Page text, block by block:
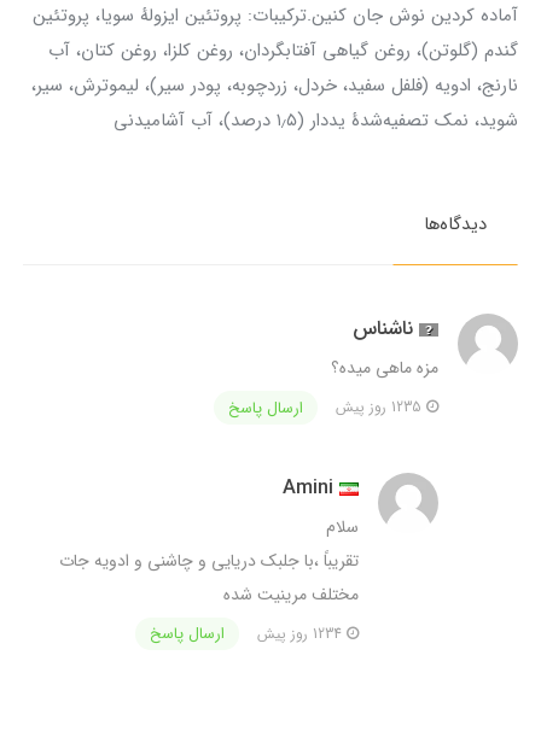
آماده کردین نوش جان کنین.ترکیبات: پروتئین ایزولهٔ سویا، پروتئین
گندم (گلوتن)، روغن گیاهی آفتابگردان، روغن کلزا، روغن کتان، آب
نارنج، ادویه (فلفل سفید، خردل، زردچوبه، پودر سیر)، لیموترش، سیر،
شوید، نمک تصفیه‌شدهٔ یددار (۱٫۵ درصد)، آب آشامیدنی
دیدگاه‌ها
ناشناس
مزه ماهی میده؟
ارسال پاسخ
Amini
سلام
تقریباً ،با جلبک دریایی و چاشنی و ادویه جات
مختلف مرینیت شده
ارسال پاسخ